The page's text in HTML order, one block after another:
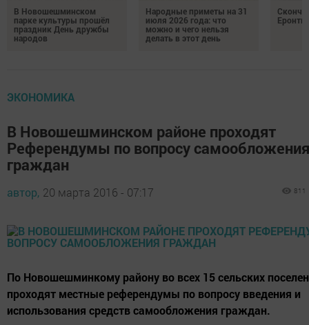
В Новошешминском
парке культуры прошёл
праздник День дружбы
народов
Народные приметы на 31
июля 2026 года: что
можно и чего нельзя
делать в этот день
ЭКОНОМИКА
В Новошешминском районе проходят
Референдумы по вопросу самообложения
граждан
автор, 20 марта 2016 - 07:17 811
По Новошешминкому району во всех 15 сельских
проходят местные референдумы по вопросу введения и
использования средств самообложения граждан.